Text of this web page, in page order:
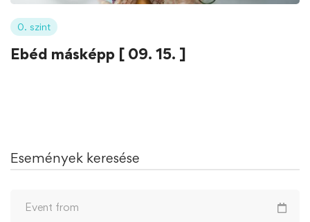
Események keresése
0. szint
Ebéd másképp [ 09. 15. ]